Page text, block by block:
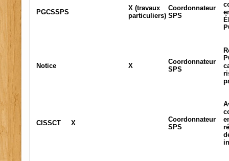
PGCSSPS
X (travaux
particuliers)
Coordonnateur
SPS
Notice X
Coordonnateur
SPS
CISSCT X
Coordonnateur
SPS